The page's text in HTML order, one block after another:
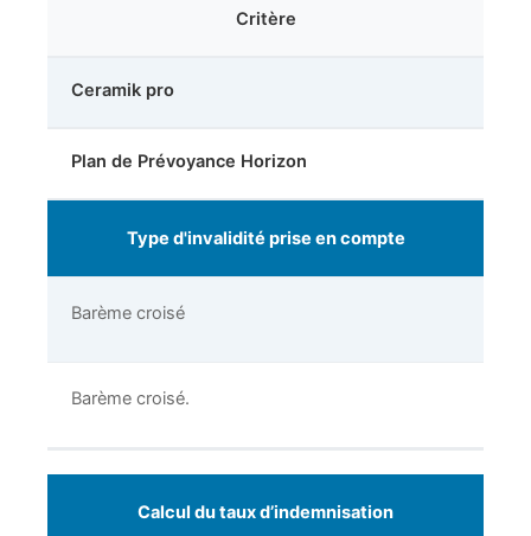
Critère
Ceramik pro
Plan de Prévoyance Horizon
Type d'invalidité prise en compte
Barème croisé
Barème croisé.
Calcul du taux d’indemnisation